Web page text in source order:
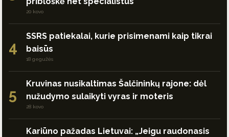
20 kovo
4
SSRS patiekalai, kurie prisimenami kaip tikrai
baisūs
18 gegužės
5
Kruvinas nusikaltimas Šalčininkų rajone: dėl
nužudymo sulaikyti vyras ir moteris
28 kovo
Kariūno pažadas Lietuvai: „Jeigu raudonasis